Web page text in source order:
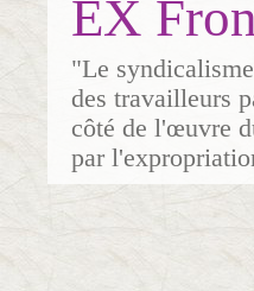
EX
"Le
des travailleurs
côté de l'œuvre
par